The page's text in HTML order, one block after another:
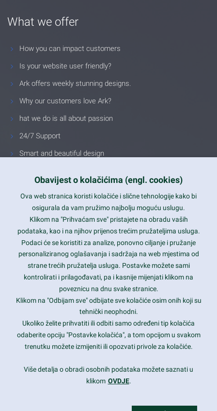
What we offer
How you can impact customers
Is your website user friendly?
Ark offers weekly stunning designs.
Why our customers love Ark?
hat we do is all about passion
24/7 Support
Smart and beautiful design
Latest trends and much more...
Contact Info
1600 Amphitheatre Parkway, Mountain View, CA 94043
prothemes.net@gmail.com
Daily: 9:00 am - 6:00 pm
Sunday: Closed
Copyright 2017FRESHFACE© All Rights Reserved
Obavijest o kolačićima (engl. cookies)
Ova web stranica koristi kolačiće i slične tehnologije kako bi
osigurala da vam pružimo najbolju moguću uslugu.
Klikom na "Prihvaćam sve" pristajete na obradu vaših
podataka, kao i na njihov prijenos trećim pružateljima usluga.
Podaci će se koristiti za analize, ponovno ciljanje i pružanje
personaliziranog oglašavanja i sadržaja na web mjestima od
strane trećih pružatelja usluga. Postavke možete sami
kontrolirati i prilagođavati, pa i kasnije mijenjati klikom na
poveznicu na dnu svake stranice.
Klikom na "Odbijam sve" odbijate sve kolačiće osim onih koji su
tehnički neophodni.
Ukoliko želite prihvatiti ili odbiti samo određeni tip kolačića
odaberite opciju "Postavke kolačića", a tom opcijom u svakom
trenutku možete izmijeniti ili opozvati privole za kolačiće.
Više detalja o obradi osobnih podataka možete saznati u
klikom OVDJE.